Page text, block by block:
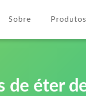
Sobre Produtos
de éter